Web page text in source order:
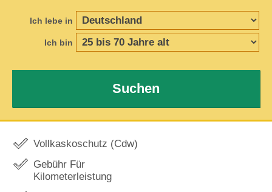
Ich lebe in
Ich bin
Suchen
Vollkaskoschutz (Cdw)
Gebühr Für
Kilometerleistung